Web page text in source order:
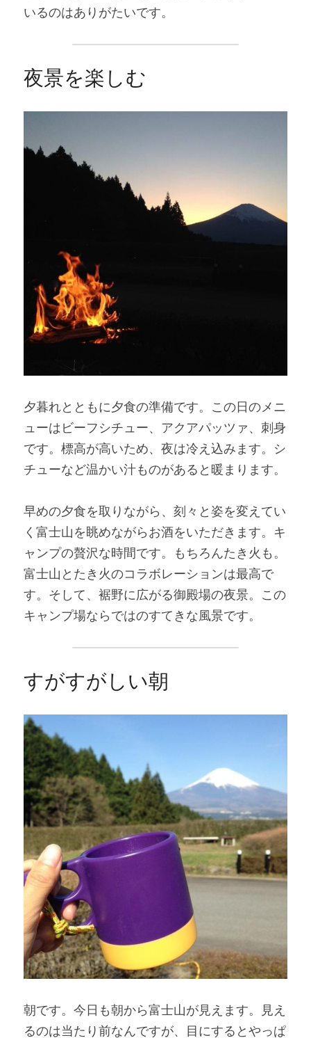
いるのはありがたいです。
夜景を楽しむ
夕暮れとともに夕食の準備です。この日のメニ
ューはビーフシチュー、アクアパッツァ、刺身
です。標高が高いため、夜は冷え込みます。シ
チューなど温かい汁ものがあると暖まります。
早めの夕食を取りながら、刻々と姿を変えてい
く富士山を眺めながらお酒をいただきます。キ
ャンプの贅沢な時間です。もちろんたき火も。
富士山とたき火のコラボレーションは最高で
す。そして、裾野に広がる御殿場の夜景。この
キャンプ場ならではのすてきな風景です。
すがすがしい朝
朝です。今日も朝から富士山が見えます。見え
るのは当たり前なんですが、目にするとやっぱ